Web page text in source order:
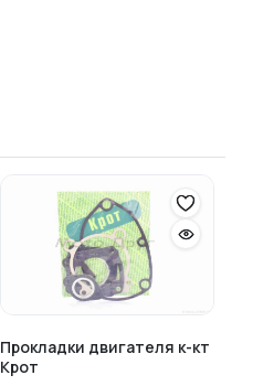
Прокладки двигателя к-кт
Крот